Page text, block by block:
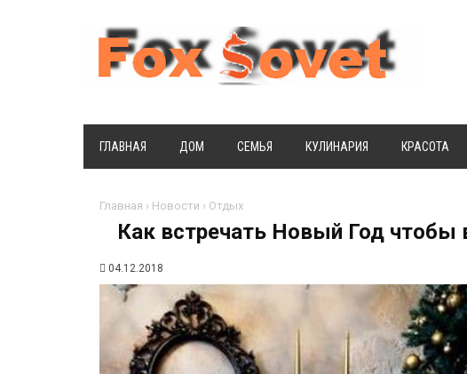
ГЛАВНАЯ ДОМ СЕМЬЯ КУЛИНАРИЯ КРАСОТА
Главная › Новости › Отдых
Как встречать Новый Год
04.12.2018